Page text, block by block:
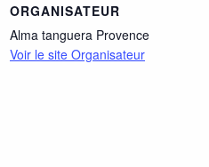
ORGANISATEUR
Alma tanguera Provence
Voir le site Organisateur